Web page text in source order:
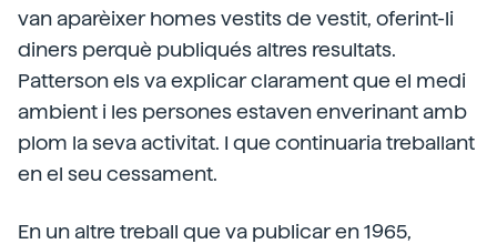
van aparèixer homes vestits de vestit, oferint-li
diners perquè publiqués altres resultats.
Patterson els va explicar clarament que el medi
ambient i les persones estaven enverinant amb
plom la seva activitat. I que continuaria treballant
en el seu cessament.
En un altre treball que va publicar en 1965,